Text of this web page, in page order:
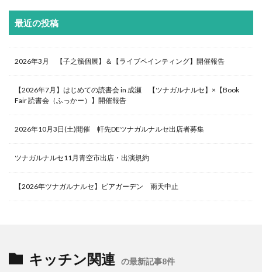
最近の投稿
2026年3月 【子之籏個展】＆【ライブペインティング】開催報告
【2026年7月】はじめての読書会 in 成瀬 【ツナガルナルセ】×【Book
Fair 読書会（ふっかー）】開催報告
2026年10月3日(土)開催 軒先DEツナガルナルセ出店者募集
ツナガルナルセ11月青空市出店・出演規約
【2026年ツナガルナルセ】ビアガーデン 雨天中止
キッチン関連 の最新記事8件